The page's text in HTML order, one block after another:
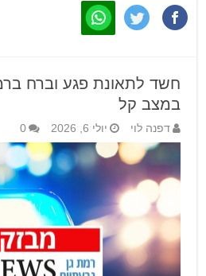
במצב קל
דפנה לוי יולי 6, 2026 0